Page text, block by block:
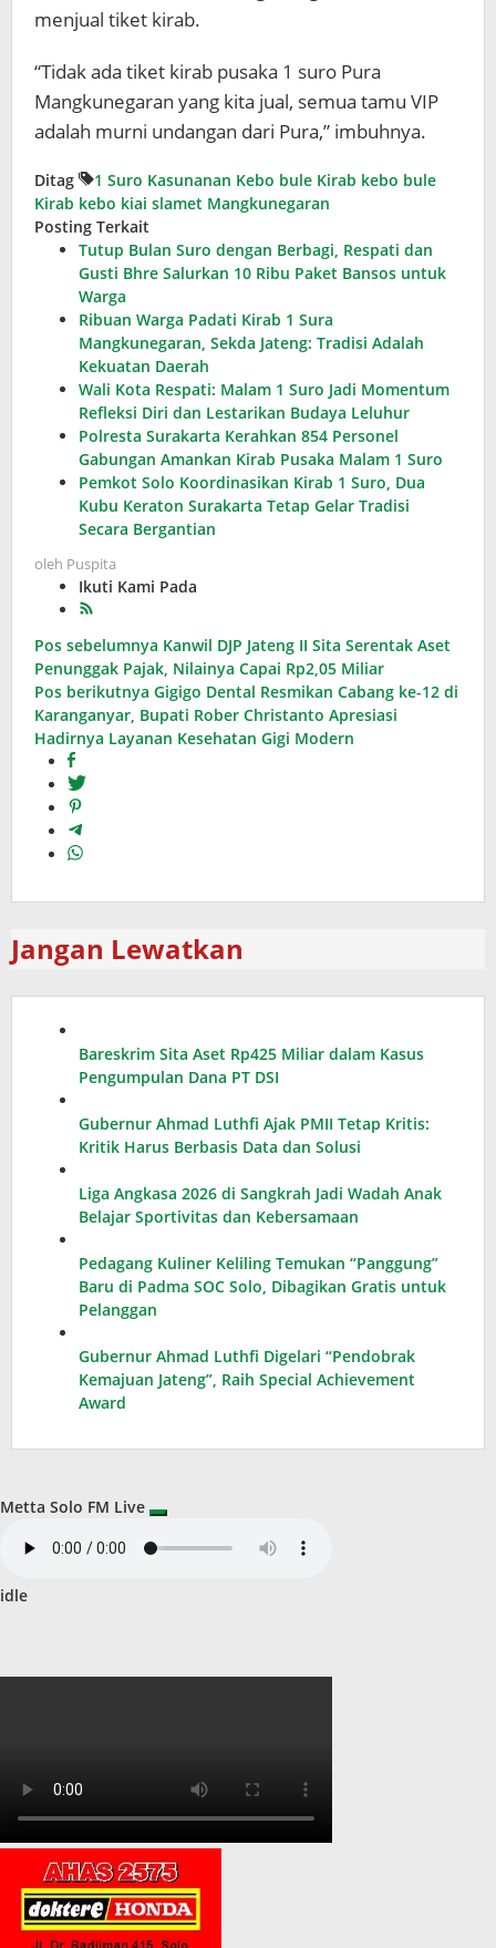
menjual tiket kirab.
“Tidak ada tiket kirab pusaka 1 suro Pura
Mangkunegaran yang kita jual, semua tamu VIP
adalah murni undangan dari Pura,” imbuhnya.
Ditag 1 Suro Kasunanan Kebo bule Kirab kebo bule
Kirab kebo kiai slamet Mangkunegaran
Posting Terkait
Tutup Bulan Suro dengan Berbagi, Respati dan
Gusti Bhre Salurkan 10 Ribu Paket Bansos untuk
Warga
Ribuan Warga Padati Kirab 1 Sura
Mangkunegaran, Sekda Jateng: Tradisi Adalah
Kekuatan Daerah
Wali Kota Respati: Malam 1 Suro Jadi Momentum
Refleksi Diri dan Lestarikan Budaya Leluhur
Polresta Surakarta Kerahkan 854 Personel
Gabungan Amankan Kirab Pusaka Malam 1 Suro
Pemkot Solo Koordinasikan Kirab 1 Suro, Dua
Kubu Keraton Surakarta Tetap Gelar Tradisi
Secara Bergantian
oleh Puspita
Ikuti Kami Pada
Navigasi
pos
Pos sebelumnya Kanwil DJP Jateng II Sita Serentak Aset
Penunggak Pajak, Nilainya Capai Rp2,05 Miliar
Pos berikutnya Gigigo Dental Resmikan Cabang ke-12 di
Karanganyar, Bupati Rober Christanto Apresiasi
Hadirnya Layanan Kesehatan Gigi Modern
Jangan Lewatkan
Bareskrim Sita Aset Rp425 Miliar dalam Kasus
Pengumpulan Dana PT DSI
Gubernur Ahmad Luthfi Ajak PMII Tetap Kritis:
Kritik Harus Berbasis Data dan Solusi
Liga Angkasa 2026 di Sangkrah Jadi Wadah Anak
Belajar Sportivitas dan Kebersamaan
Pedagang Kuliner Keliling Temukan “Panggung”
Baru di Padma SOC Solo, Dibagikan Gratis untuk
Pelanggan
Gubernur Ahmad Luthfi Digelari “Pendobrak
Kemajuan Jateng”, Raih Special Achievement
Award
Metta Solo FM Live
idle